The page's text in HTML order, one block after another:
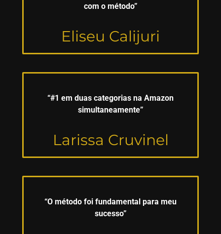
com o método”
Eliseu Calijuri
“#1 em duas categorias na Amazon
simultaneamente”
Larissa Cruvinel
“O método foi fundamental para meu
sucesso”